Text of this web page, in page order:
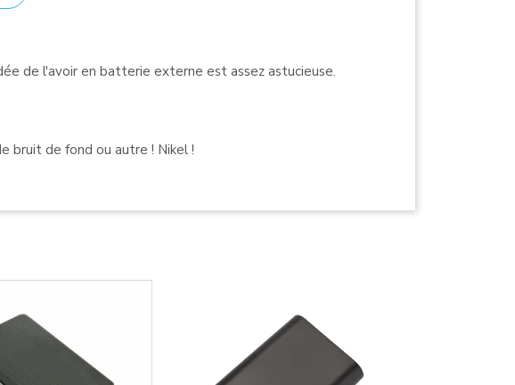
de l'avoir en batterie externe est assez astucieuse.
bruit de fond ou autre ! Nikel !